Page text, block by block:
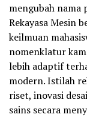
mengubah nama
Rekayasa Mesin
keilmuan
nomenklatur
lebih adaptif
modern. Istilah
riset, inovasi
sains secara